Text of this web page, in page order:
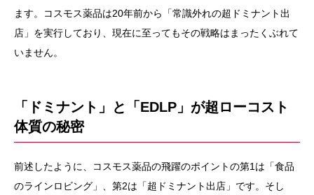
ます。コスモス薬品は20年前から「常識外れの超ドミナント出
店」を実行しており、現在に至ってもその戦略はまったくぶれて
いません。
「ドミナント」と「EDLP」が超ローコスト
体質の秘密
前述したように、コスモス薬品の飛躍のポイントの第1は「食品
のラインロビング」、第2は「超ドミナント出店」です。そし